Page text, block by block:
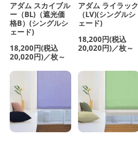
アダム スカイブル
ー（BL)（遮光価
格B）(シングルシ
ェード)
18,200円(税込
20,020円)／枚～
アダム ライラック
（LV)(シングルシ
ェード)
18,200円(税込
20,020円)／枚～